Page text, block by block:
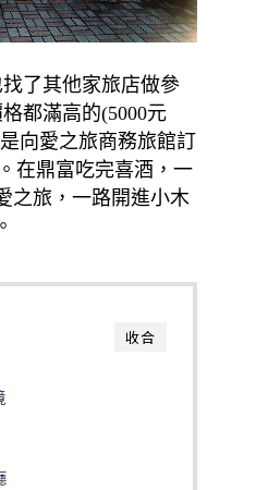
了其他家旅店做參
都滿高的(5000元
向愛之旅商務旅館訂
在鼎富吃完喜酒，一
之旅，一路開進小木
收合